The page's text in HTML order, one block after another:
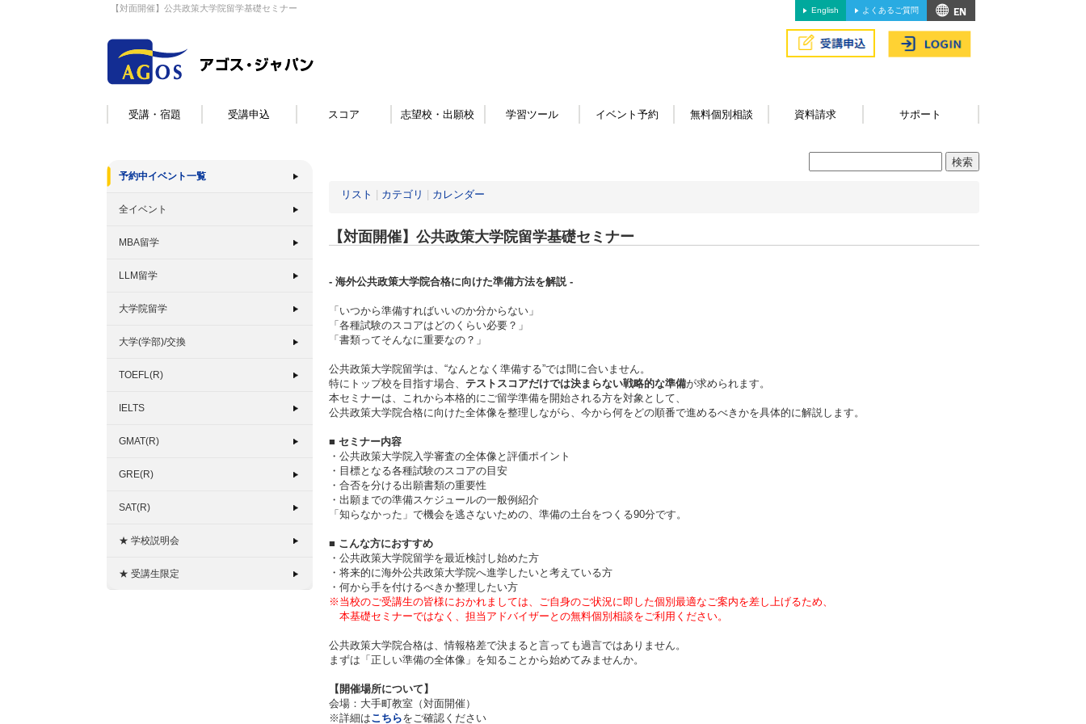
【対面開催】公共政策大学院留学基礎セミナー English よくあるご質問
受講・宿題 受講申込 スコア 志望校・出願校 学習ツール イベント予約 無料個別相談 資料請求 サポート
予約中イベント一覧
全イベント
MBA留学
LLM留学
大学院留学
大学(学部)/交換
TOEFL(R)
IELTS
GMAT(R)
GRE(R)
SAT(R)
★ 学校説明会
★ 受講生限定
リスト カテゴリ カレンダー
【対面開催】公共政策大学院留学基礎セミナー
- 海外公共政策大学院合格に向けた準備方法を解説 -
「いつから準備すればいいのか分からない」
「各種試験のスコアはどのくらい必要？」
「書類ってそんなに重要なの？」
公共政策大学院留学は、“なんとなく準備する”では間に合いません。
特にトップ校を目指す場合、 テストスコアだけでは決まらない戦略的な準備が求められます。
本セミナーは、これから本格的にご留学準備を開始される方を対象として、
公共政策大学院合格に向けた全体像を整理しながら、今から何をどの順番で進めるべきかを具体的に解説します。
■ セミナー内容
・公共政策大学院入学審査の全体像と評価ポイント
・目標となる各種試験のスコアの目安
・合否を分ける出願書類の重要性
・出願までの準備スケジュールの一般例紹介
「知らなかった」で機会を逃さないための、準備の土台をつくる90分です。
■ こんな方におすすめ
・公共政策大学院留学を最近検討し始めた方
・将来的に海外公共政策大学院へ進学したいと考えている方
・何から手を付けるべきか整理したい方
※当校のご受講生の皆様におかれましては、ご自身のご状況に即した個別最適なご案内を差し上げるため、
本基礎セミナーではなく、担当アドバイザーとの無料個別相談をご利用ください。
公共政策大学院合格は、情報格差で決まると言っても過言ではありません。
まずは「正しい準備の全体像」を知ることから始めてみませんか。
【開催場所について】
会場：大手町教室（対面開催）
※詳細はこちらをご確認ください